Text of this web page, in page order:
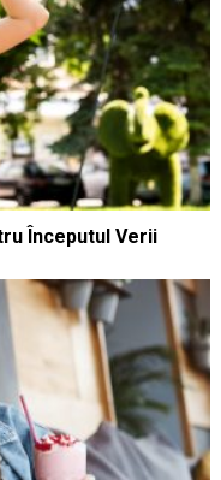
Începutul Verii